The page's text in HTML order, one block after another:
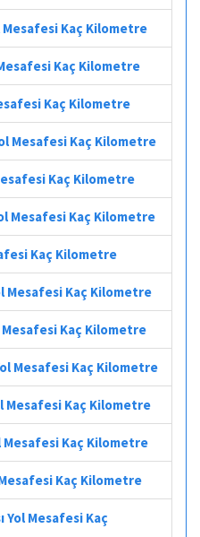
Mesafesi Kaç Kilometre
Kaç Kilometre
Kaç Kilometre
Mesafesi Kaç Kilometre
Kaç Kilometre
Mesafesi Kaç Kilometre
Kaç Kilometre
Mesafesi Kaç Kilometre
Mesafesi Kaç Kilometre
Mesafesi Kaç Kilometre
Mesafesi Kaç Kilometre
Mesafesi Kaç Kilometre
Kaç Kilometre
Yol Mesafesi Kaç